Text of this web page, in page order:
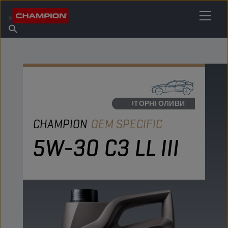
Про Champion
Знайдіть пункт продажу
МОТОРНІ ОЛИВИ
CHAMPION OEM SPECIFIC
5W-30 C3 LL III